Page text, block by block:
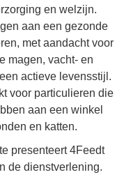
en welzijn.
aan een gezonde
met aandacht voor
magen, vacht- en
actieve levensstijl.
voor particulieren die
aan een winkel
en katten.
presenteert 4Feedt
de dienstverlening.